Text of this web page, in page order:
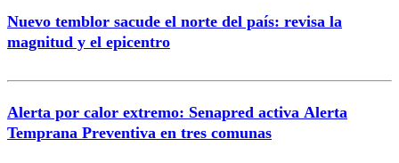
Nuevo temblor sacude el norte del país: revisa la
magnitud y el epicentro
Alerta por calor extremo: Senapred activa Alerta
Temprana Preventiva en tres comunas